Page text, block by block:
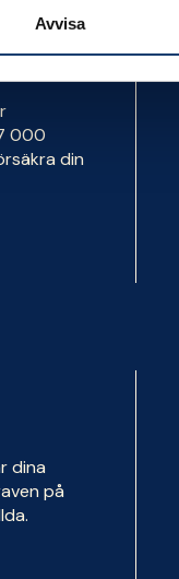
Avvisa
000
din
dina
på